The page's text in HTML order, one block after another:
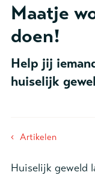
Maatje
doen!
Help jij
huiselijk
‹ Artikelen
Huiselijk geweld